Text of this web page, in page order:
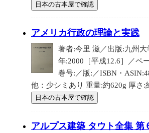
日本の古本屋で確認
アメリカ行政の理論と実践
著者:今里 滋／出版:九州
年:2000［平成12.6］／ペ
巻号:／版:／ISBN・
他：少シミあり 重量:約620g 厚さ:
日本の古本屋で確認
アルプス建築 タウト全集 第